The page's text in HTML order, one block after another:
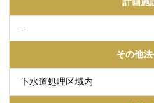
-
その他
下水道処理区域内